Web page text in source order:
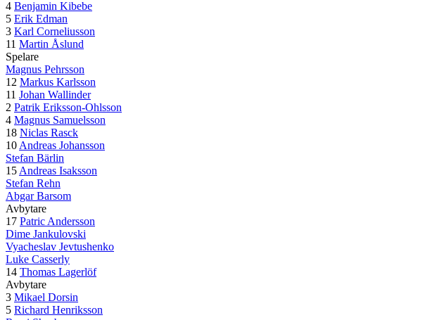
4 Benjamin Kibebe
5 Erik Edman
3 Karl Corneliusson
11 Martin Åslund
Spelare
Magnus Pehrsson
12 Markus Karlsson
11 Johan Wallinder
2 Patrik Eriksson-Ohlsson
4 Magnus Samuelsson
18 Niclas Rasck
10 Andreas Johansson
Stefan Bärlin
15 Andreas Isaksson
Stefan Rehn
Abgar Barsom
Avbytare
17 Patric Andersson
Dime Jankulovski
Vyacheslav Jevtushenko
Luke Casserly
14 Thomas Lagerlöf
Avbytare
3 Mikael Dorsin
5 Richard Henriksson